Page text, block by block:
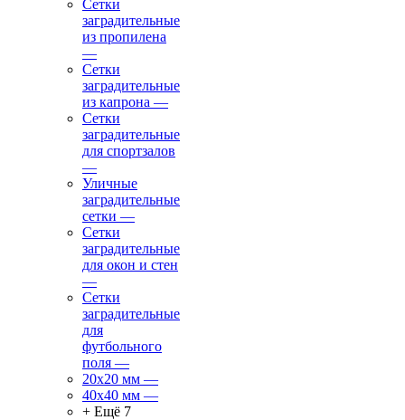
Сетки
заградительные
из пропилена
—
Сетки
заградительные
из капрона —
Сетки
заградительные
для спортзалов
—
Уличные
заградительные
сетки —
Сетки
заградительные
для окон и стен
—
Сетки
заградительные
для
футбольного
поля —
20х20 мм —
40х40 мм —
+ Ещё 7